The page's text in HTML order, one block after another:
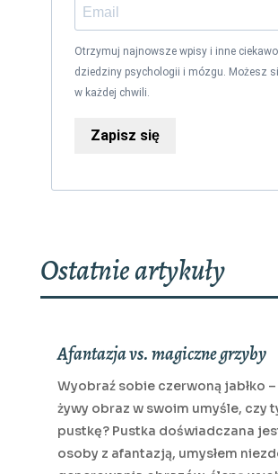
Otrzymuj najnowsze wpisy i inne
dziedziny psychologii i mózgu. Możesz
w każdej chwili.
Zapisz się
Ostatnie artykuły
Afantazja vs. magiczne grzyby
Wyobraź sobie czerwoną jabłko
żywy obraz w swoim umyśle, czy
pustkę? Pustka doświadczana
osoby z afantazją, umysłem